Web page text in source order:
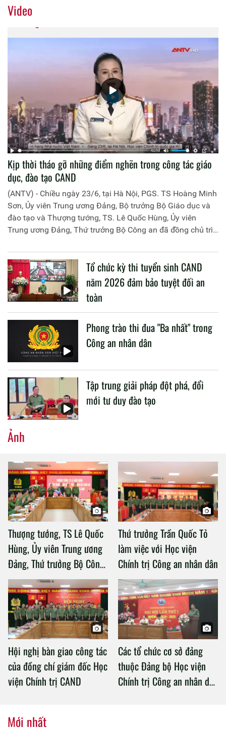
Video
Kịp thời tháo gỡ những điểm nghẽn trong công tác giáo
dục, đào tạo CAND
(ANTV) - Chiều ngày 23/6, tại Hà Nội, PGS. TS Hoàng Minh
Sơn, Ủy viên Trung ương Đảng, Bộ trưởng Bộ Giáo dục và
đào tạo và Thượng tướng, TS. Lê Quốc Hùng, Ủy viên
Trung ương Đảng, Thứ trưởng Bộ Công an đã đồng chủ trì
liên quan đến công tác giáo dục và đào tạo của lực lượng
CAND.
Tổ chức kỳ thi tuyển sinh CAND
năm 2026 đảm bảo tuyệt đối an
toàn
Phong trào thi đua "Ba nhất" trong
Công an nhân dân
Tập trung giải pháp đột phá, đổi
mới tư duy đào tạo
Ảnh
Thượng tướng, TS Lê Quốc
Hùng, Ủy viên Trung ương
Đảng, Thứ trưởng Bộ Công
an làm việc với Học viện
Chính trị Công an nhân dân
Thứ trưởng Trần Quốc Tỏ
làm việc với Học viện
Chính trị Công an nhân dân
Hội nghị bàn giao công tác
của đồng chí giám đốc Học
viện Chính trị CAND
Các tổ chức cơ sở đảng
thuộc Đảng bộ Học viện
Chính trị Công an nhân dân
Mới nhất